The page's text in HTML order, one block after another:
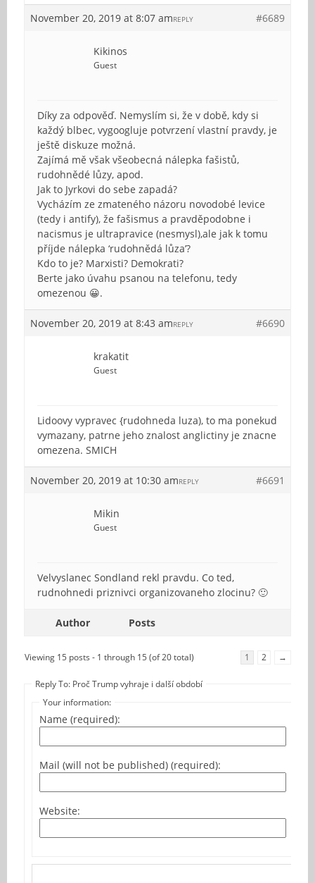
November 20, 2019 at 8:07 am #6689
REPLY
Kikinos
Guest
Díky za odpověď. Nemyslím si, že v době, kdy si
každý blbec, vygoogluje potvrzení vlastní pravdy, je
ještě diskuze možná.
Zajímá mě však všeobecná nálepka fašistů,
rudohnědé lůzy, apod.
Jak to Jyrkovi do sebe zapadá?
Vycházím ze zmateného názoru novodobé levice
(tedy i antify), že fašismus a pravděpodobne i
nacismus je ultrapravice (nesmysl),ale jak k tomu
příjde nálepka ‘rudohnědá lůza’?
Kdo to je? Marxisti? Demokrati?
Berte jako úvahu psanou na telefonu, tedy
omezenou 😀.
November 20, 2019 at 8:43 am #6690
REPLY
krakatit
Guest
Lidoovy vypravec {rudohneda luza), to ma ponekud
vymazany, patrne jeho znalost anglictiny je znacne
omezena. SMICH
November 20, 2019 at 10:30 am #6691
REPLY
Mikin
Guest
Velvyslanec Sondland rekl pravdu. Co ted,
rudnohnedi priznivci organizovaneho zlocinu? 🙂
Author Posts
Viewing 15 posts - 1 through 15 (of 20 total) 1 2 →
Reply To: Proč Trump vyhraje i další období
Your information:
Name (required):
Mail (will not be published) (required):
Website: